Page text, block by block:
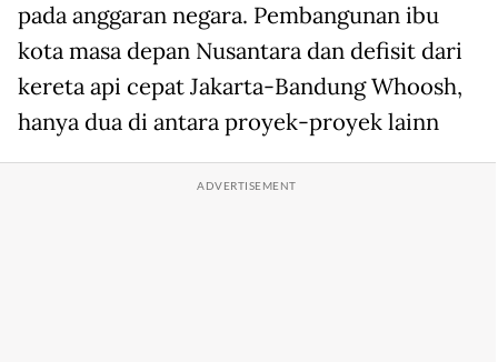
pada anggaran negara. Pembangunan ibu
kota masa depan Nusantara dan defisit dari
kereta api cepat Jakarta-Bandung Whoosh,
hanya dua di antara proyek-proyek lainn